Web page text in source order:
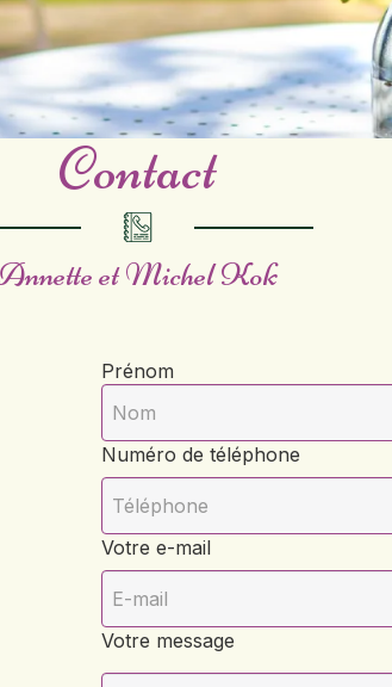
Contact
et Michel Kok
Prénom
Numéro de téléphone
Votre e-mail
Votre message